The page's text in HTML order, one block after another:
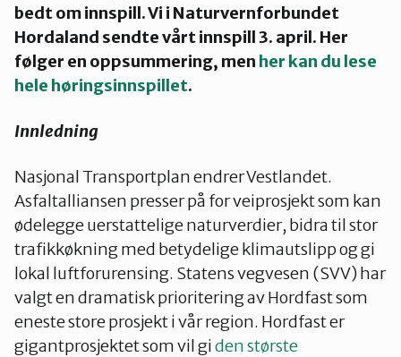
bedt om innspill. Vi i Naturvernforbundet
Hordaland sendte vårt innspill 3. april. Her
følger en oppsummering, men her kan du lese
hele høringsinnspillet.
Innledning
Nasjonal Transportplan endrer Vestlandet.
Asfaltalliansen presser på for veiprosjekt som kan
ødelegge uerstattelige naturverdier, bidra til stor
trafikkøkning med betydelige klimautslipp og gi
lokal luftforurensing. Statens vegvesen (SVV) har
valgt en dramatisk prioritering av Hordfast som
eneste store prosjekt i vår region. Hordfast er
gigantprosjektet som vil giden største